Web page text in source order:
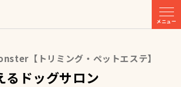
メニュー
【トリミング・ペットエステ】
るドッグサロン